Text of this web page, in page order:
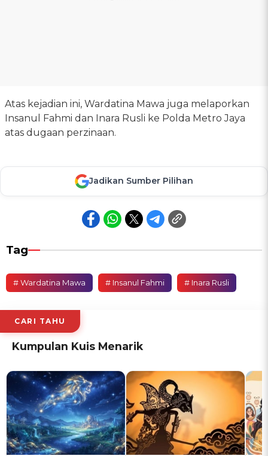
Atas kejadian ini, Wardatina Mawa juga melaporkan
Insanul Fahmi dan Inara Rusli ke Polda Metro Jaya
atas dugaan perzinaan.
Jadikan Sumber Pilihan
Tag
# Wardatina Mawa # Insanul Fahmi # Inara Rusli
CARI TAHU
Kumpulan Kuis Menarik